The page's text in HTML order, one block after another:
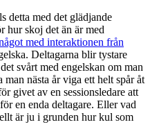
detta med det glädjande
hur skoj det än är med
med interaktionen från
Deltagarna blir tystare
svårt med engelskan om man
nästa år viga ett helt spår åt
givet av en sessionsledare att
en enda deltagare. Eller vad
är ju i grunden hur kul som